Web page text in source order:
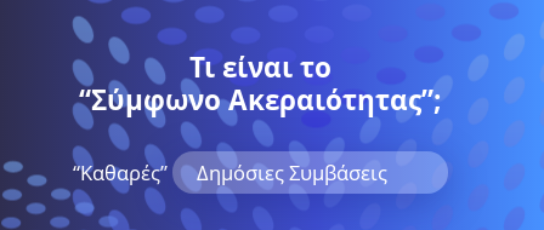
Τι είναι το
“Σύμφωνο Ακεραιότητας”;
“Kαθαρές” Δημόσιες Συμβάσεις